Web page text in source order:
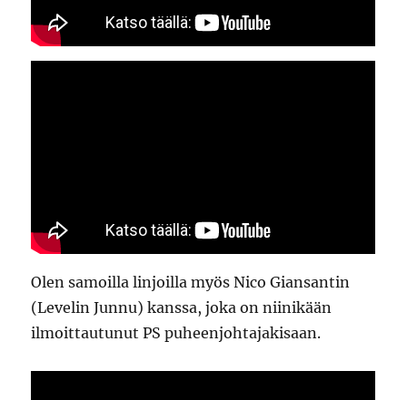
Olen samoilla linjoilla myös Nico Giansantin
(Levelin Junnu) kanssa, joka on niinikään
ilmoittautunut PS puheenjohtajakisaan.